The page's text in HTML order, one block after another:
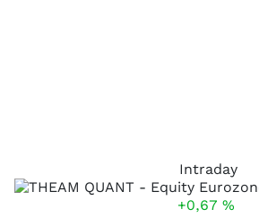
Intraday
+0,67 %